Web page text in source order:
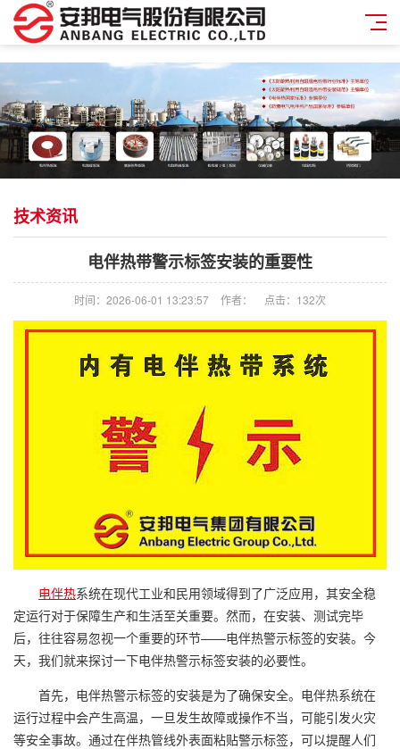
技术资讯
电伴热带警示标签安装的重要性
时间：2026-06-01 13:23:57 作者： 点击： 132次
电伴热系统在现代工业和民用领域得到了广泛应用，其安全稳
定运行对于保障生产和生活至关重要。然而，在安装、测试完毕
后，往往容易忽视一个重要的环节——电伴热警示标签的安装。今
天，我们就来探讨一下电伴热警示标签安装的必要性。
首先，电伴热警示标签的安装是为了确保安全。电伴热系统在
运行过程中会产生高温，一旦发生故障或操作不当，可能引发火灾
等安全事故。通过在伴热管线外表面粘贴警示标签，可以提醒人们